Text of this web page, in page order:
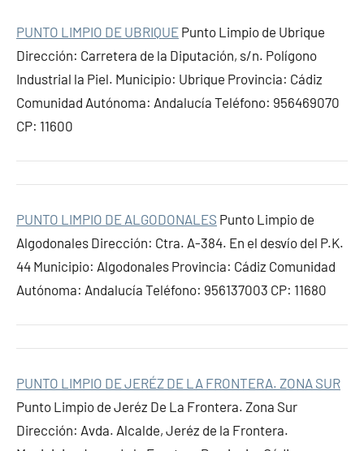
PUNTO LIMPIO DE UBRIQUE Punto Limpio de Ubrique
Dirección: Carretera de la Diputación, s/n. Polígono
Industrial la Piel. Municipio: Ubrique Provincia: Cádiz
Comunidad Autónoma: Andalucía Teléfono: 956469070
CP: 11600
PUNTO LIMPIO DE ALGODONALES Punto Limpio de
Algodonales Dirección: Ctra. A-384. En el desvío del P.K.
44 Municipio: Algodonales Provincia: Cádiz Comunidad
Autónoma: Andalucía Teléfono: 956137003 CP: 11680
PUNTO LIMPIO DE JERÉZ DE LA FRONTERA. ZONA SUR
Punto Limpio de Jeréz De La Frontera. Zona Sur
Dirección: Avda. Alcalde, Jeréz de la Frontera.